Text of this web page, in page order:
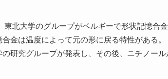
東北大学のグループがベルギーで形状記憶合金
合金は温度によって元の形に戻る特性がある。
の研究グループが発表し、その後、ニチノール